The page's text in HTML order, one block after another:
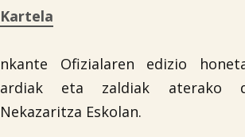
Kartela
nkante Ofizialaren edizio
ardiak eta zaldiak aterako
Nekazaritza Eskolan.